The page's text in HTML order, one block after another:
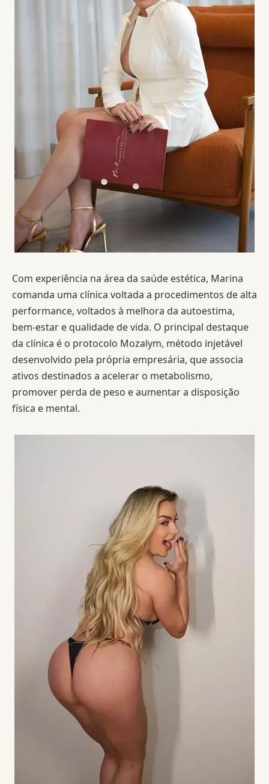
Com experiência na área da saúde estética, Marina
comanda uma clínica voltada a procedimentos de alta
performance, voltados à melhora da autoestima,
bem-estar e qualidade de vida. O principal destaque
da clínica é o protocolo Mozalym, método injetável
desenvolvido pela própria empresária, que associa
ativos destinados a acelerar o metabolismo,
promover perda de peso e aumentar a disposição
física e mental.